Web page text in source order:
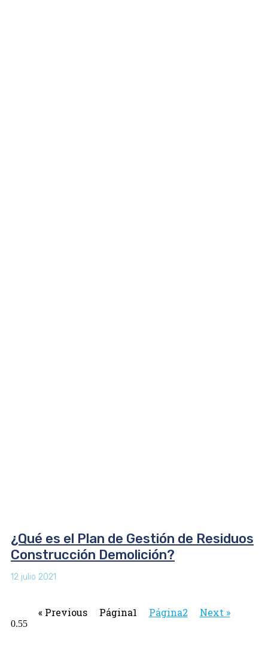
¿Qué es el Plan de Gestión de Residuos
Construcción Demolición?
12 julio 2021
« Previous Página1 Página2 Next »